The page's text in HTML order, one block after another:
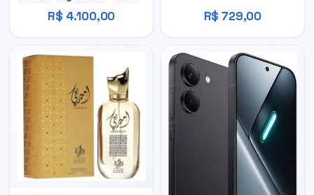
SSD - RX 480 4gb
R$ 4.100,00 R$ 729,00